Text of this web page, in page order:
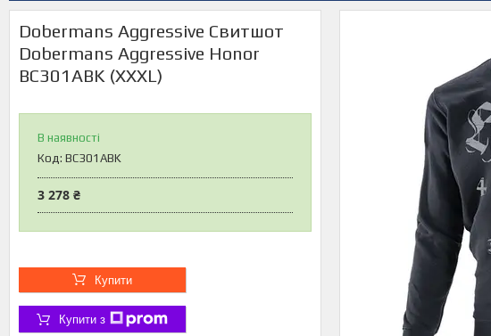
Dobermans Aggressive Свитшот
Dobermans Aggressive Honor
BC301ABK (XXXL)
В наявності
Код: BC301ABK
3 278 ₴
Купити
Купити з